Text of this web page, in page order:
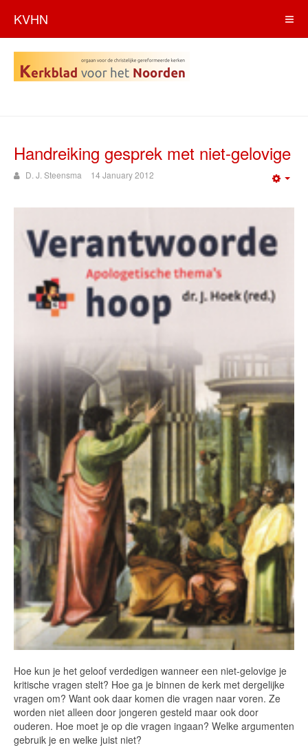
KVHN
Handreiking gesprek met niet-gelovige
D. J. Steensma 14 January 2012
Hoe kun je het geloof verdedigen wanneer een niet-gelovige je
kritische vragen stelt? Hoe ga je binnen de kerk met dergelijke
vragen om? Want ook daar komen die vragen naar voren. Ze
worden niet alleen door jongeren gesteld maar ook door
ouderen. Hoe moet je op die vragen ingaan? Welke argumenten
gebruik je en welke juist niet?